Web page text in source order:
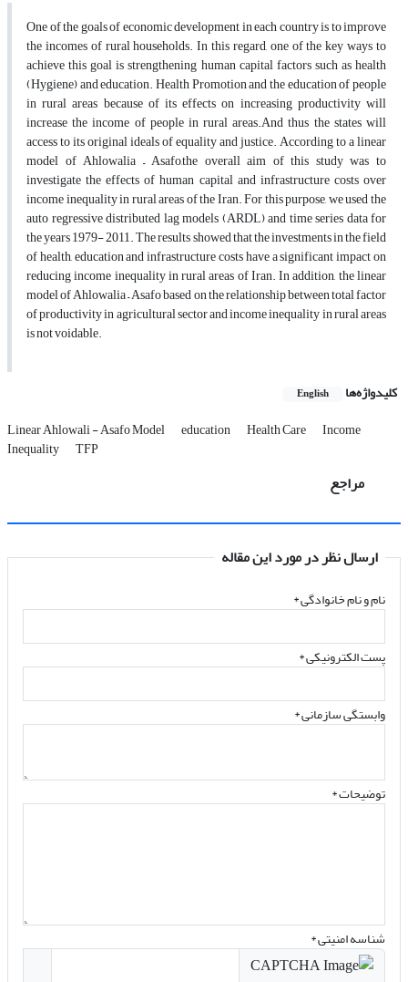
One of the goals of economic development in each country is to improve
the incomes of rural households. In this regard, one of the key ways to
achieve this goal is strengthening human capital factors such as health
(Hygiene) and education. Health Promotion and the education of people
in rural areas because of its effects on increasing productivity will
increase the income of people in rural areas.And thus the states will
access to its original ideals of equality and justice. According to a linear
model of Ahlowalia – Asafo,the overall aim of this study was to
investigate the effects of human capital and infrastructure costs over
income inequality in rural areas of the Iran. For this purpose, we used the
auto regressive distributed lag models (ARDL) and time series data for
the years 1979- 2011. The results showed that the investments in the field
of health, education and infrastructure costs have a significant impact on
reducing income inequality in rural areas of Iran. In addition, the linear
model of Ahlowalia – Asafo based on the relationship between total factor
of productivity in agricultural sector and income inequality in rural areas
is not voidable.
کلیدواژه‌ها English
Linear Ahlowali - Asafo Model education Health Care Income
Inequality TFP
مراجع
ارسال نظر در مورد این مقاله
نام و نام خانوادگی*
پست الکترونیکی*
وابستگی سازمانی *
توضیحات *
شناسه امنیتی *